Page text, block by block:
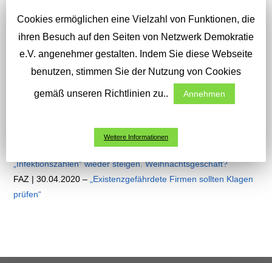
Interview mit Rechtsanwältin Jessica Hamed und
Rechtsanwalt Professor David Jungbluth zu rechtlichen
Aspekten und Problemen der politisch beschlossenen Anti-
Projektanschreiben für Verteilung oder als Email-Anhang:
>>Download<<
Rückkehr zum kompletten Shutdown, wenn
„Infektionszahlen“ wieder steigen. Weihnachtsgeschäft?
FAZ | 30.04.2020 –
„Existenzgefährdete Firmen sollten Klagen
prüfen“
Cookies ermöglichen eine Vielzahl von Funktionen, die
ihren Besuch auf den Seiten von Netzwerk Demokratie
e.V. angenehmer gestalten. Indem Sie diese Webseite
benutzen, stimmen Sie der Nutzung von Cookies
gemäß unseren Richtlinien zu.. Annehmen
Weitere Informationen